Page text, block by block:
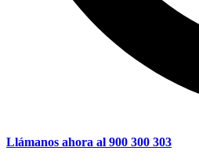
Llámanos ahora al 900 300 303